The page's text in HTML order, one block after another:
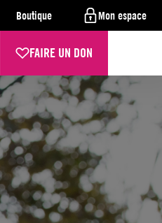
Boutique Mon espace
FAIRE UN DON